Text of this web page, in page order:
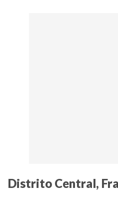
Distrito Central,